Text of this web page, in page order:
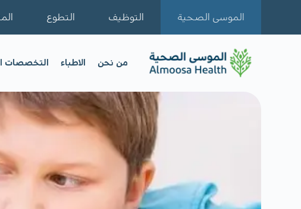
الموسى الصحية التوظيف التطوع
من نحن الاطباء التخصصات